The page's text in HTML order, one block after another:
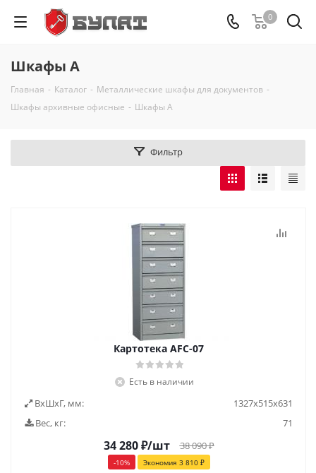
0
Шкафы А
Главная - Каталог - Металлические шкафы для документов -
Шкафы архивные офисные - Шкафы А
Фильтр
Картотека AFC-07
Есть в наличии
ВxШxГ, мм:
1327х515х631
Вес, кг:
71
34 280₽/шт 38 090₽
-10% Экономия 3 810₽